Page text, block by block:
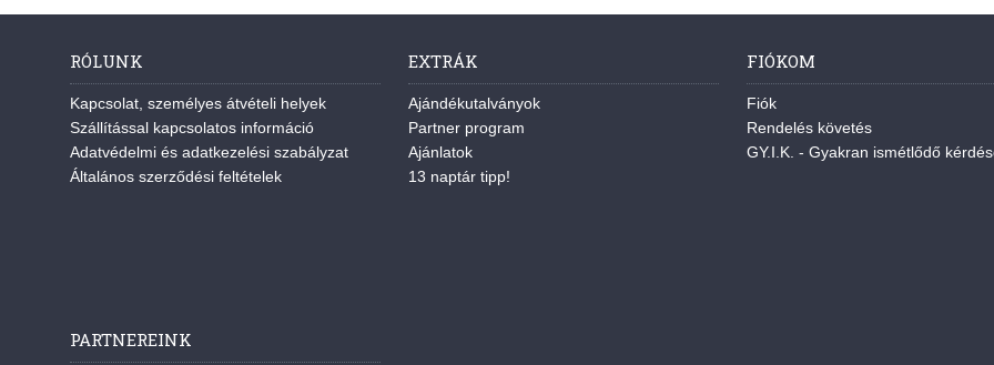
RÓLUNK
Kapcsolat, személyes átvételi helyek
Szállítással kapcsolatos információ
Adatvédelmi és adatkezelési szabályzat
Általános szerződési feltételek
EXTRÁK
Ajándékutalványok
Partner program
Ajánlatok
13 naptár tipp!
FIÓKOM
Fiók
Rendelés követés
GY.I.K. - Gyakran ismétlődő
PARTNEREINK